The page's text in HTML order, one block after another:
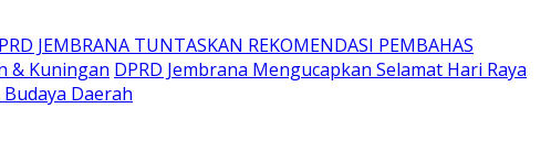
JEMBRANA TUNTASKAN REKOMENDASI PEMBAHAS
& Kuningan DPRD Jembrana Mengucapkan Selamat Hari Raya
Daerah